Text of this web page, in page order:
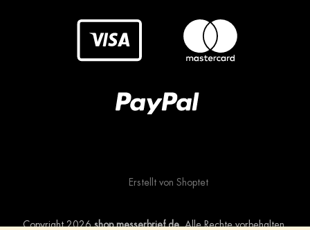
Erstellt von Shoptet
Copyright 2026shop.messerbrief.de. Alle Rechte vorbehalten.